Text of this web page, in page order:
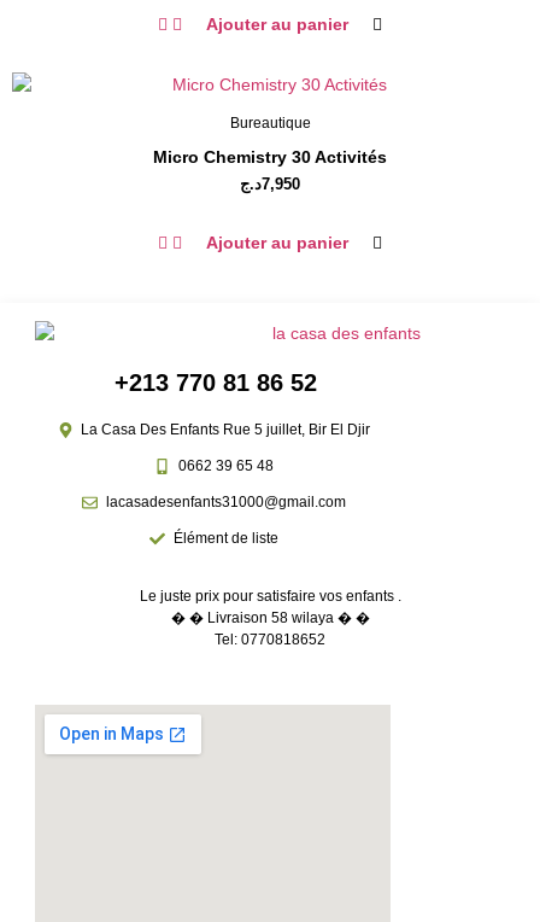
Ajouter au panier
Bureautique
Micro Chemistry 30 Activités
7,950د.ج
Ajouter au panier
+213 770 81 86 52
La Casa Des Enfants Rue 5 juillet, Bir El Djir
0662 39 65 48
lacasadesenfants31000@gmail.com
Élément de liste
Le juste prix pour satisfaire vos enfants .
� � Livraison 58 wilaya � �
Tel: 0770818652